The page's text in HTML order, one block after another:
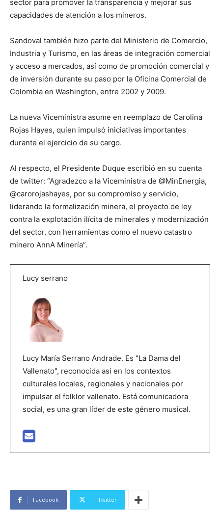
sector para promover la transparencia y mejorar sus
capacidades de atención a los mineros.
Sandoval también hizo parte del Ministerio de Comercio,
Industria y Turismo, en las áreas de integración comercial
y acceso a mercados, así como de promoción comercial y
de inversión durante su paso por la Oficina Comercial de
Colombia en Washington, entre 2002 y 2009.
La nueva Viceministra asume en reemplazo de Carolina
Rojas Hayes, quien impulsó iniciativas importantes
durante el ejercicio de su cargo.
Al respecto, el Presidente Duque escribió en su cuenta
de twitter: “Agradezco a la Viceministra de @MinEnergia,
@carorojashayes, por su compromiso y servicio,
liderando la formalización minera, el proyecto de ley
contra la explotación ilícita de minerales y modernización
del sector, con herramientas como el nuevo catastro
minero AnnA Minería”.
Lucy serrano
Lucy María Serrano Andrade. Es "La Dama del
Vallenato", reconocida así en los contextos
culturales locales, regionales y nacionales por
impulsar el folklor vallenato. Está comunicadora
social, es una gran líder de este género musical.
Facebook Twitter